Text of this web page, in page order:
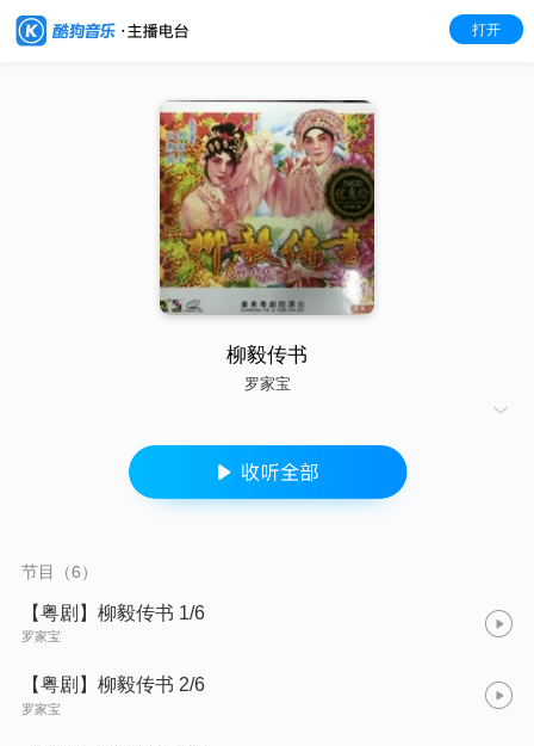
打开
柳毅传书
罗家宝
节目（6）
【粤剧】柳毅传书 1/6
罗家宝
【粤剧】柳毅传书 2/6
罗家宝